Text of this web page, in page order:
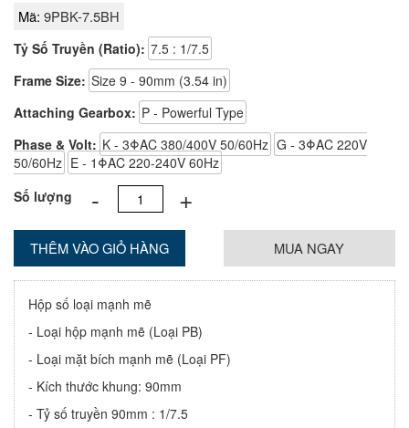
Mã: 9PBK-7.5BH
Tỷ Số Truyền (Ratio): 7.5 : 1/7.5
Frame Size: Size 9 - 90mm (3.54 in)
Attaching Gearbox: P - Powerful Type
Phase & Volt: K - 3ΦAC 380/400V 50/60Hz G - 3ΦAC 220V
50/60Hz E - 1ΦAC 220-240V 60Hz
Số lượng
- +
THÊM VÀO GIỎ HÀNG MUA NGAY
Hộp số loại mạnh mẽ
- Loại hộp mạnh mẽ (Loại PB)
- Loại mặt bích mạnh mẽ (Loại PF)
- Kích thước khung: 90mm
- Tỷ số truyền 90mm : 1/7.5